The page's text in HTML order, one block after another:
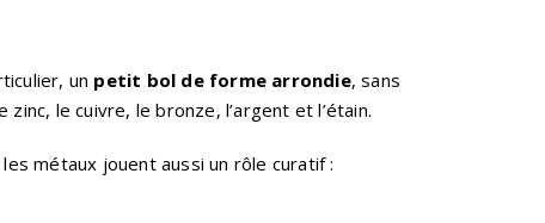
un petit bol de forme arrondie, sans
le cuivre, le bronze, l’argent et l’étain.
métaux jouent aussi un rôle curatif :